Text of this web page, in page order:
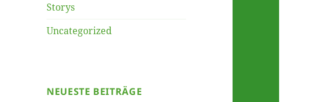
Storys
Uncategorized
NEUESTE BEITRÄGE